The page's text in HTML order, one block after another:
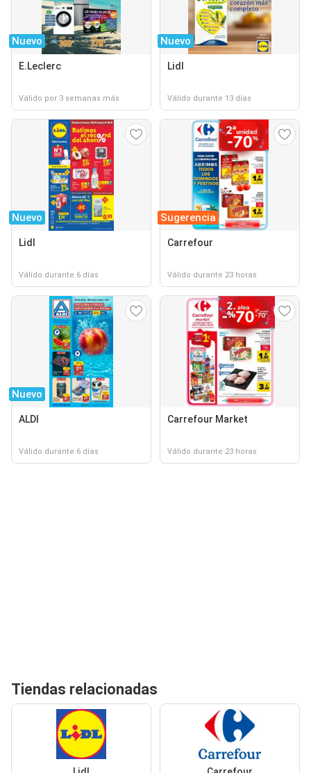
Nuevo
E.Leclerc
Válido por 3 semanas más
Nuevo
Lidl
Válido durante 13 días
Nuevo
Lidl
Válido durante 6 días
Sugerencia
Carrefour
Válido durante 23 horas
Nuevo
ALDI
Válido durante 6 días
Carrefour Market
Válido durante 23 horas
Tiendas relacionadas